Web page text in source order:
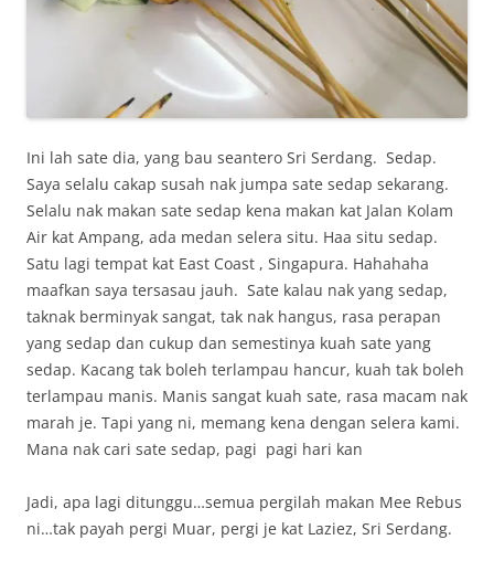
Ini lah sate dia, yang bau seantero Sri Serdang. Sedap.
Saya selalu cakap susah nak jumpa sate sedap sekarang.
Selalu nak makan sate sedap kena makan kat Jalan Kolam
Air kat Ampang, ada medan selera situ. Haa situ sedap.
Satu lagi tempat kat East Coast , Singapura. Hahahaha
maafkan saya tersasau jauh. Sate kalau nak yang sedap,
taknak berminyak sangat, tak nak hangus, rasa perapan
yang sedap dan cukup dan semestinya kuah sate yang
sedap. Kacang tak boleh terlampau hancur, kuah tak boleh
terlampau manis. Manis sangat kuah sate, rasa macam nak
marah je. Tapi yang ni, memang kena dengan selera kami.
Mana nak cari sate sedap, pagi pagi hari kan
Jadi, apa lagi ditunggu…semua pergilah makan Mee Rebus
ni…tak payah pergi Muar, pergi je kat Laziez, Sri Serdang.